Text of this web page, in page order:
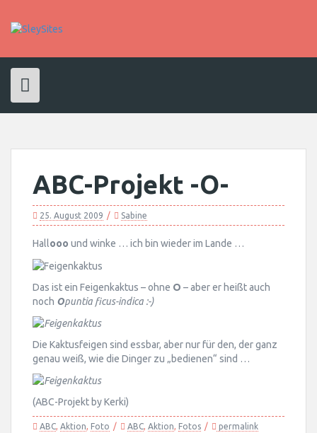
content
ABC-Projekt -O-
25. August 2009 Sabine
Hallooo und winke … ich bin wieder im Lande …
Das ist ein Feigenkaktus – ohne O – aber er heißt auch
noch Opuntia ficus-indica :-)
Die Kaktusfeigen sind essbar, aber nur für den, der ganz
genau weiß, wie die Dinger zu „bedienen“ sind …
(ABC-Projekt by Kerki)
ABC, Aktion, Foto ABC, Aktion, Fotos permalink